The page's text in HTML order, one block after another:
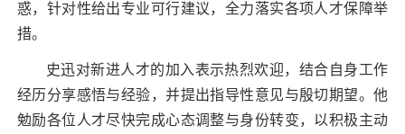
惑，针对性给出专业可行建议，全力落实各项人才保障举
措。
史迅对新进人才的加入表示热烈欢迎，结合自身工作
经历分享感悟与经验，并提出指导性意见与殷切期望。他
勉励各位人才尽快完成心态调整与身份转变，以积极主动